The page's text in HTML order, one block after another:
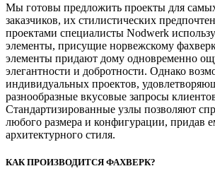
Мы готовы предложить проекты для
заказчиков, их стилистических
проектами специалисты Nodwerk
элементы, присущие норвежскому
элементы придают дому одновременно
элегантности и добротности. Однако
индивидуальных проектов,
разнообразные вкусовые запросы
Стандартизированные узлы позволяют
любого размера и конфигурации, придав
архитектурного стиля.
КАК ПРОИЗВОДИТСЯ ФАХВЕРК?